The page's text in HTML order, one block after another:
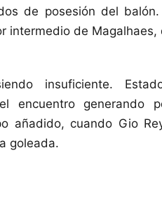
de posesión del
intermedio de
insuficiente.
encuentro generando
añadido, cuando Gio
goleada.